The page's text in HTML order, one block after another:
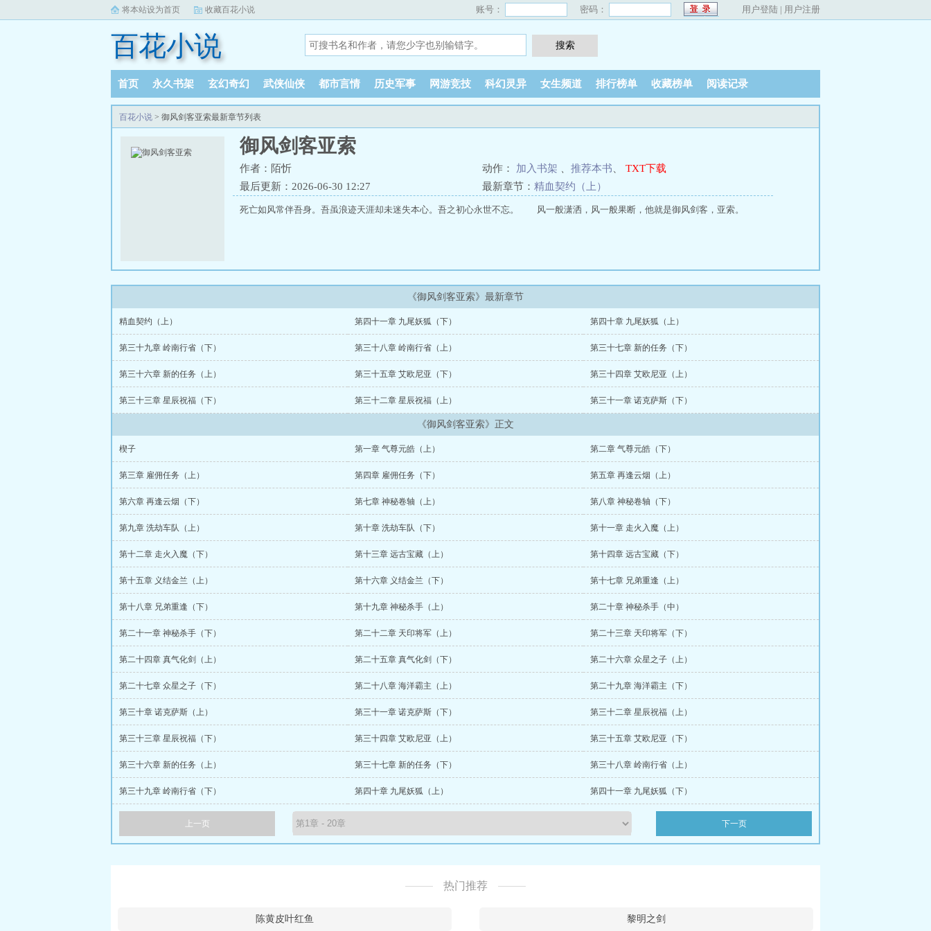
将本站设为首页 收藏百花小说 账号： 密码： 用户登陆 | 用户注册
百花小说
首页 永久书架 玄幻奇幻 武侠仙侠 都市言情 历史军事 网游竞技 科幻灵异 女生频道 排行榜单 收藏榜单 阅读记录
百花小说 > 御风剑客亚索最新章节列表
御风剑客亚索
作者：陌忻 动作： 加入书架 推荐本书
TXT下载
最后更新：2026-06-30 12:27
最新章节： 精血契约（上）
死亡如风常伴吾身。吾虽浪迹天涯却未迷失本心。吾之初心永世不忘。 风一般潇洒，风一般果断，他就是御风剑客，亚索。
《御风剑客亚索》最新章节
精血契约（上） 第四十一章 九尾妖狐（下） 第四十章 九尾妖狐（上）
第三十九章 岭南行省（下） 第三十八章 岭南行省（上） 第三十七章 新的任务（下）
第三十六章 新的任务（上） 第三十五章 艾欧尼亚（下） 第三十四章 艾欧尼亚（上）
第三十三章 星辰祝福（下） 第三十二章 星辰祝福（上） 第三十一章 诺克萨斯（下）
《御风剑客亚索》正文
楔子 第一章 气尊元皓（上） 第二章 气尊元皓（下）
第三章 雇佣任务（上） 第四章 雇佣任务（下） 第五章 再逢云烟（上）
第六章 再逢云烟（下） 第七章 神秘卷轴（上） 第八章 神秘卷轴（下）
第九章 洗劫车队（上） 第十章 洗劫车队（下） 第十一章 走火入魔（上）
第十二章 走火入魔（下） 第十三章 远古宝藏（上） 第十四章 远古宝藏（下）
第十五章 义结金兰（上） 第十六章 义结金兰（下） 第十七章 兄弟重逢（上）
第十八章 兄弟重逢（下） 第十九章 神秘杀手（上） 第二十章 神秘杀手（中）
第二十一章 神秘杀手（下） 第二十二章 天印将军（上） 第二十三章 天印将军（下）
第二十四章 真气化剑（上） 第二十五章 真气化剑（下） 第二十六章 众星之子（上）
第二十七章 众星之子（下） 第二十八章 海洋霸主（上） 第二十九章 海洋霸主（下）
第三十章 诺克萨斯（上） 第三十一章 诺克萨斯（下） 第三十二章 星辰祝福（上）
第三十三章 星辰祝福（下） 第三十四章 艾欧尼亚（上） 第三十五章 艾欧尼亚（下）
第三十六章 新的任务（上） 第三十七章 新的任务（下） 第三十八章 岭南行省（上）
第三十九章 岭南行省（下） 第四十章 九尾妖狐（上） 第四十一章 九尾妖狐（下）
上一页 下一页
热门推荐
陈黄皮叶红鱼 黎明之剑